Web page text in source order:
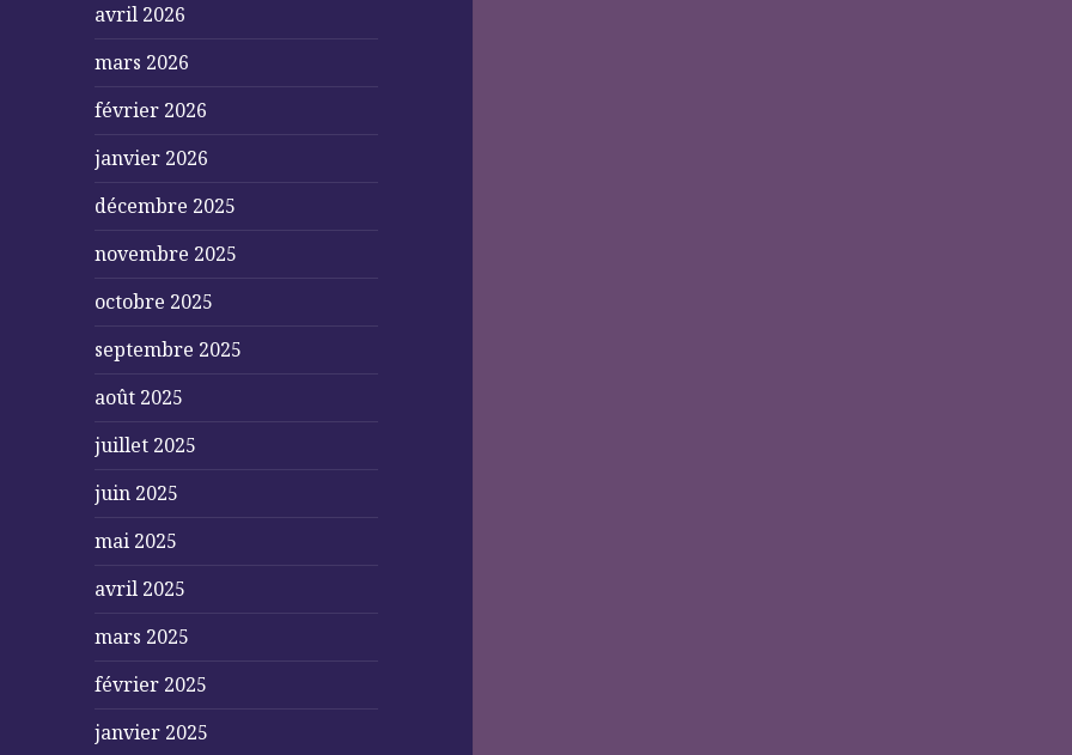
avril 2026
mars 2026
février 2026
janvier 2026
décembre 2025
novembre 2025
octobre 2025
septembre 2025
août 2025
juillet 2025
juin 2025
mai 2025
avril 2025
mars 2025
février 2025
janvier 2025